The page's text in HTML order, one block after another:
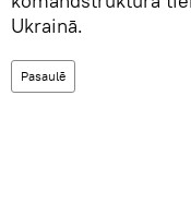
Ukrainā.
Pasaulē